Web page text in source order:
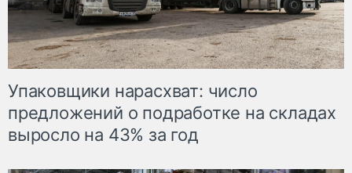
Упаковщики нарасхват: число
предложений о подработке на складах
выросло на 43% за год